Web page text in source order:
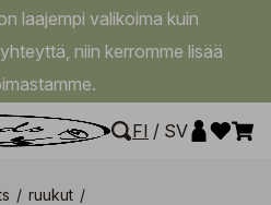
laajempi valikoima kuin
niin kerromme lisää
FI / SV
/ ruukut /